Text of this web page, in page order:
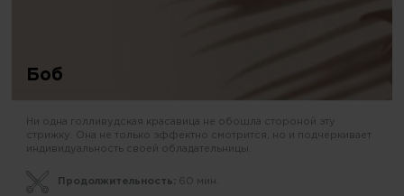
Боб
Ни одна голливудская красавица не обошла стороной эту
стрижку. Она не только эффектно смотрится, но и подчеркивает
индивидуальность своей обладательницы.
Продолжительность: 60 мин.